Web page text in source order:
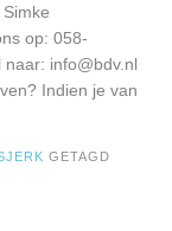
op: 058-
naar: info@bdv.nl
Indien je van
GETAGD